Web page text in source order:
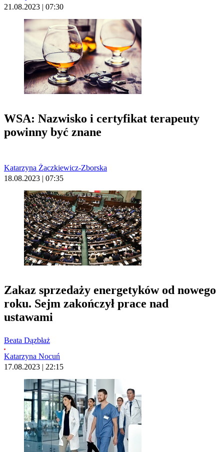
21.08.2023 | 07:30
WSA: Nazwisko i certyfikat terapeuty
powinny być znane
Katarzyna Żaczkiewicz-Zborska
18.08.2023 | 07:35
Zakaz sprzedaży energetyków od nowego
roku. Sejm zakończył prace nad
ustawami
Beata Dązbłaż
Katarzyna Nocuń
17.08.2023 | 22:15